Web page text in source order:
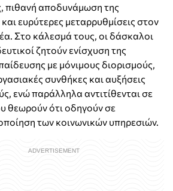
πιθανή αποδυνάμωση της
ευρύτερες μεταρρυθμίσεις στον
Στο κάλεσμά τους, οι δάσκαλοι
ζητούν ενίσχυση της
με μόνιμους διορισμούς,
συνθήκες και αυξήσεις
ενώ παράλληλα αντιτίθενται σε
θεωρούν ότι οδηγούν σε
των κοινωνικών υπηρεσιών.